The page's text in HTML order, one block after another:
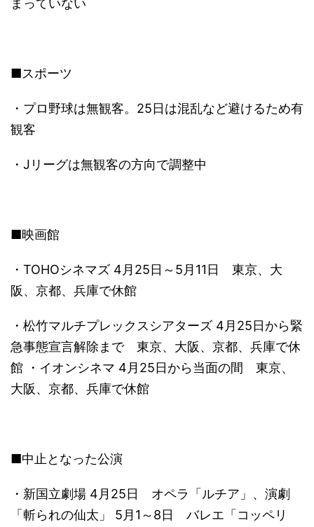
■スポーツ
・プロ野球は無観客。25日は混乱など避けるため有
観客
・Jリーグは無観客の方向で調整中
■映画館
・TOHOシネマズ 4月25日～5月11日 東京、大
阪、京都、兵庫で休館
・松竹マルチプレックスシアターズ 4月25日から緊
急事態宣言解除まで 東京、大阪、京都、兵庫で休
館 ・イオンシネマ 4月25日から当面の間 東京、
大阪、京都、兵庫で休館
■中止となった公演
・新国立劇場 4月25日 オペラ「ルチア」、演劇
「斬られの仙太」 5月1～8日 バレエ「コッペリ